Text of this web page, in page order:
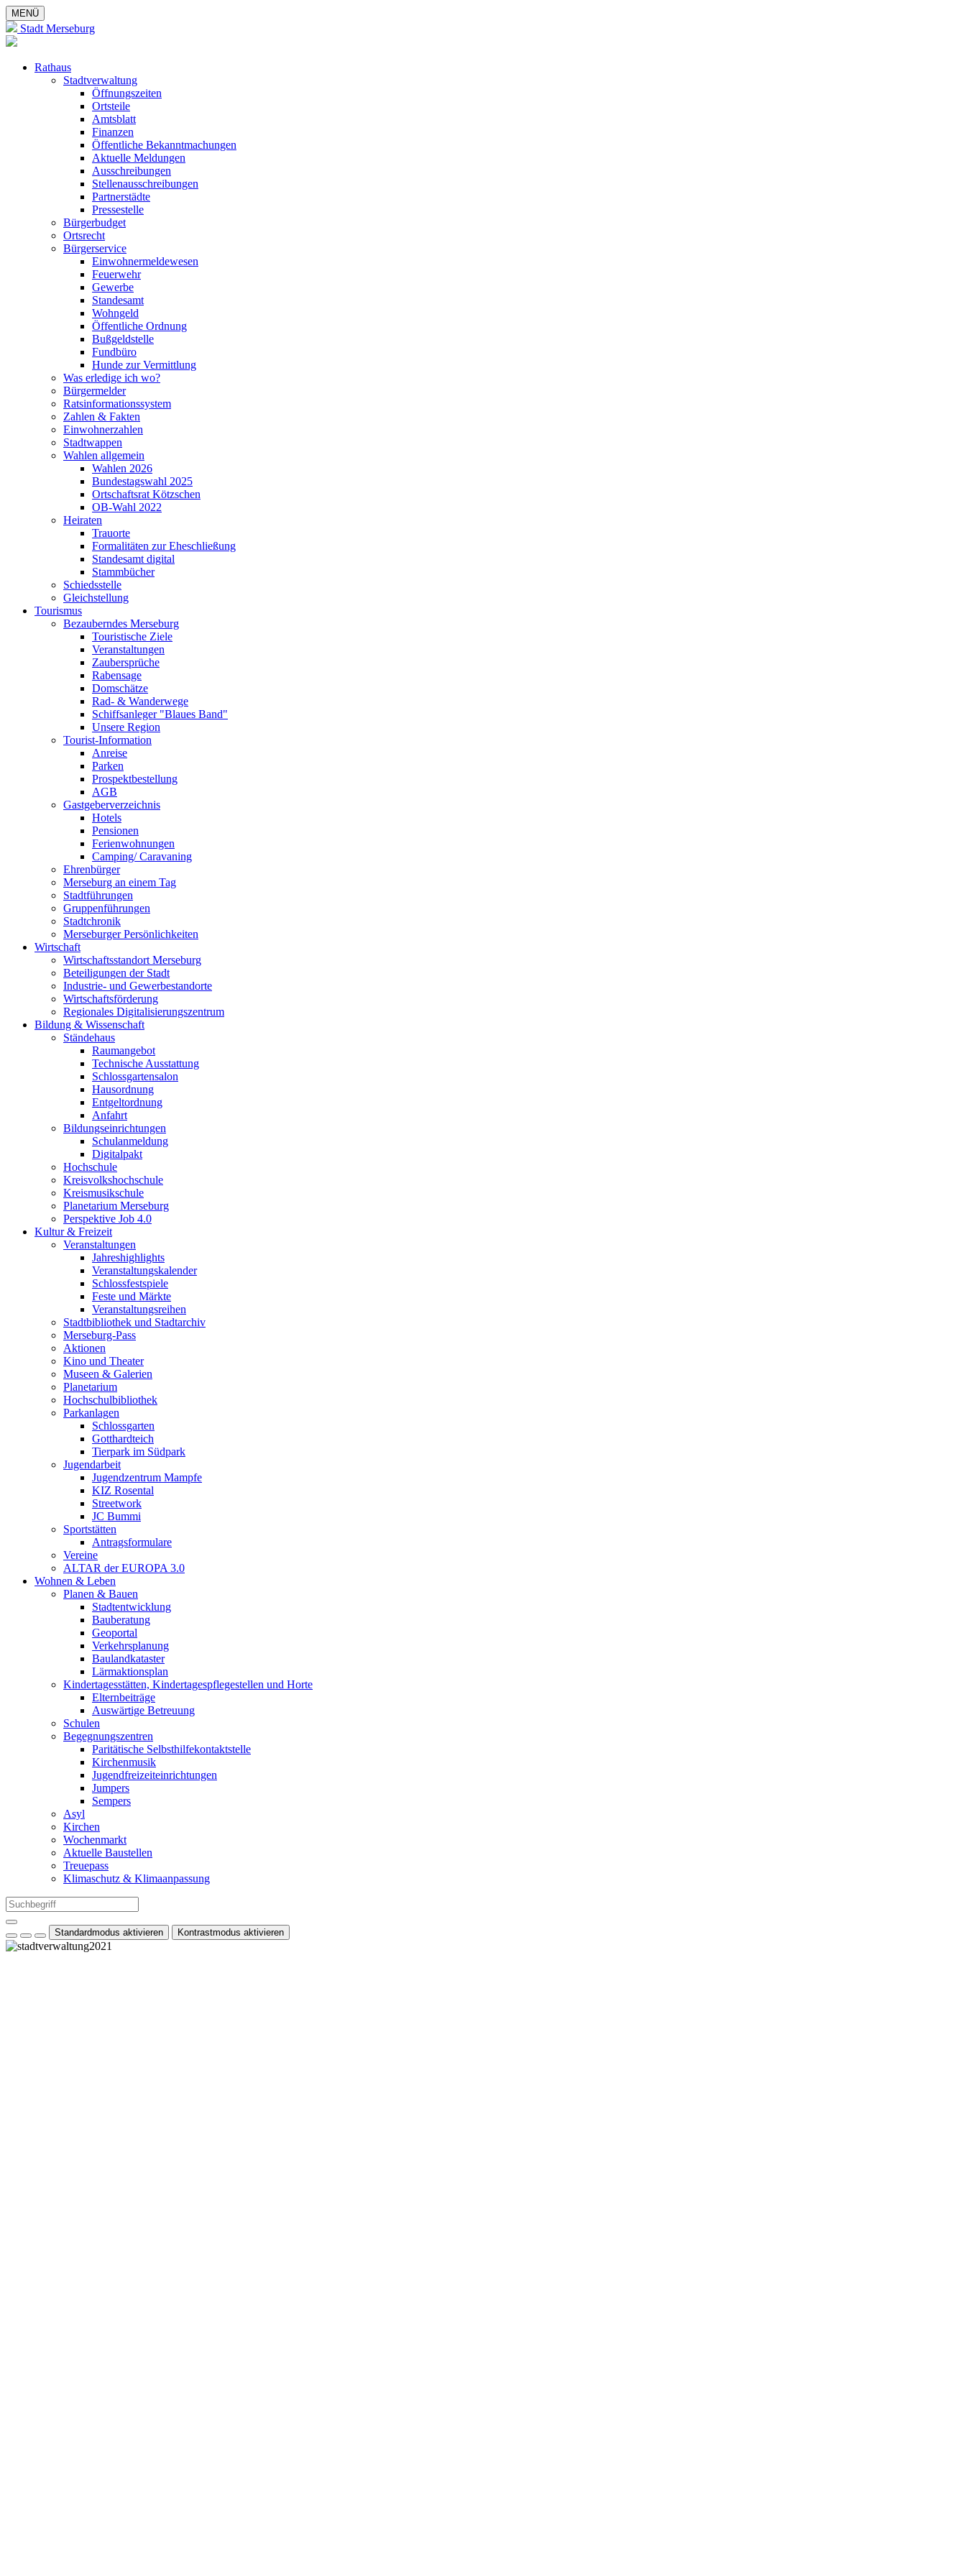
MENÜ
Stadt Merseburg
Rathaus
Stadtverwaltung
Öffnungszeiten
Ortsteile
Amtsblatt
Finanzen
Öffentliche Bekanntmachungen
Aktuelle Meldungen
Ausschreibungen
Stellenausschreibungen
Partnerstädte
Pressestelle
Bürgerbudget
Ortsrecht
Bürgerservice
Einwohnermeldewesen
Feuerwehr
Gewerbe
Standesamt
Wohngeld
Öffentliche Ordnung
Bußgeldstelle
Fundbüro
Hunde zur Vermittlung
Was erledige ich wo?
Bürgermelder
Ratsinformationssystem
Zahlen & Fakten
Einwohnerzahlen
Stadtwappen
Wahlen allgemein
Wahlen 2026
Bundestagswahl 2025
Ortschaftsrat Kötzschen
OB-Wahl 2022
Heiraten
Trauorte
Formalitäten zur Eheschließung
Standesamt digital
Stammbücher
Schiedsstelle
Gleichstellung
Tourismus
Bezauberndes Merseburg
Touristische Ziele
Veranstaltungen
Zaubersprüche
Rabensage
Domschätze
Rad- & Wanderwege
Schiffsanleger "Blaues Band"
Unsere Region
Tourist-Information
Anreise
Parken
Prospektbestellung
AGB
Gastgeberverzeichnis
Hotels
Pensionen
Ferienwohnungen
Camping/ Caravaning
Ehrenbürger
Merseburg an einem Tag
Stadtführungen
Gruppenführungen
Stadtchronik
Merseburger Persönlichkeiten
Wirtschaft
Wirtschaftsstandort Merseburg
Beteiligungen der Stadt
Industrie- und Gewerbestandorte
Wirtschaftsförderung
Regionales Digitalisierungszentrum
Bildung & Wissenschaft
Ständehaus
Raumangebot
Technische Ausstattung
Schlossgartensalon
Hausordnung
Entgeltordnung
Anfahrt
Bildungseinrichtungen
Schulanmeldung
Digitalpakt
Hochschule
Kreisvolkshochschule
Kreismusikschule
Planetarium Merseburg
Perspektive Job 4.0
Kultur & Freizeit
Veranstaltungen
Jahreshighlights
Veranstaltungskalender
Schlossfestspiele
Feste und Märkte
Veranstaltungsreihen
Stadtbibliothek und Stadtarchiv
Merseburg-Pass
Aktionen
Kino und Theater
Museen & Galerien
Planetarium
Hochschulbibliothek
Parkanlagen
Schlossgarten
Gotthardteich
Tierpark im Südpark
Jugendarbeit
Jugendzentrum Mampfe
KIZ Rosental
Streetwork
JC Bummi
Sportstätten
Antragsformulare
Vereine
ALTAR der EUROPA 3.0
Wohnen & Leben
Planen & Bauen
Stadtentwicklung
Bauberatung
Geoportal
Verkehrsplanung
Baulandkataster
Lärmaktionsplan
Kindertagesstätten, Kindertagespflegestellen und Horte
Elternbeiträge
Auswärtige Betreuung
Schulen
Begegnungszentren
Paritätische Selbsthilfekontaktstelle
Kirchenmusik
Jugendfreizeiteinrichtungen
Jumpers
Sempers
Asyl
Kirchen
Wochenmarkt
Aktuelle Baustellen
Treuepass
Klimaschutz & Klimaanpassung
Standardmodus aktivieren Kontrastmodus aktivieren